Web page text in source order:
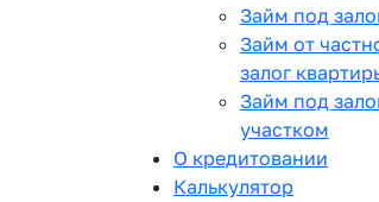
Займ под
Займ от
залог
Займ под
участком
О кредитовании
Калькулятор